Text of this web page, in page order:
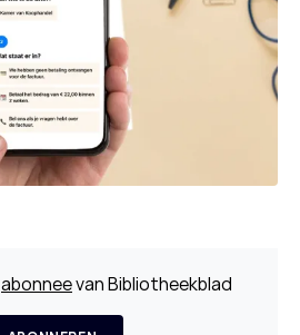
abonneevan Bibliotheekblad